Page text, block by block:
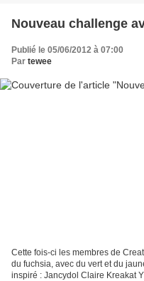
Nouveau challenge
Publié le 05/06/2012 à 07:00
Par tewee
Cette fois-ci les membres de
du fuchsia, avec du vert et du
inspiré : Jancydol Claire Kreakat